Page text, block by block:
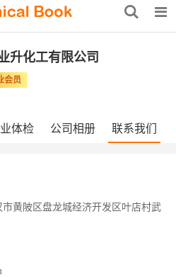
升化工有限公司
会员
体检 公司相册 联系我们
黄陂区盘龙城经济开发区叶店村武